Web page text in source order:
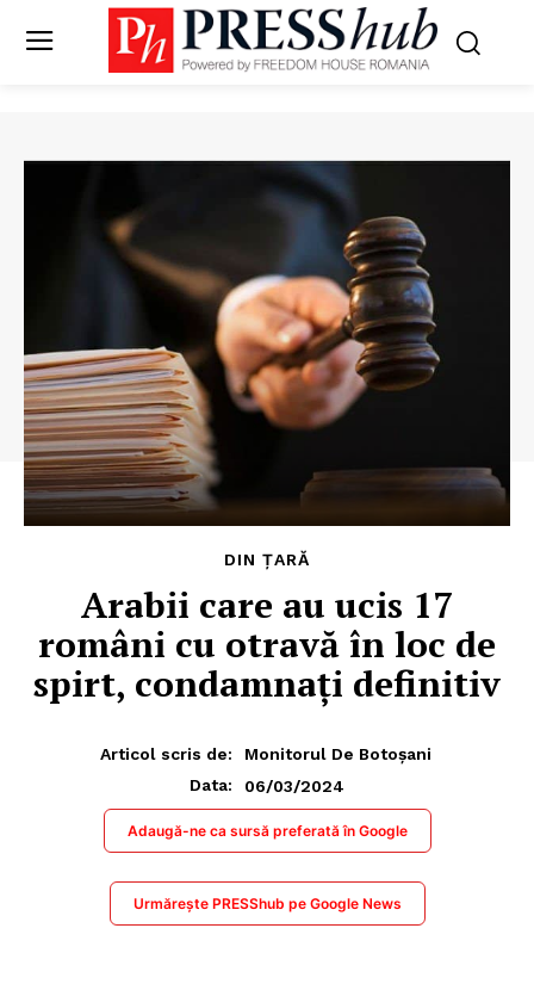
DIN ȚARĂ
Arabii care au ucis 17
români cu otravă în loc de
spirt, condamnați definitiv
Articol scris de:
Monitorul De Botoșani
Data:
06/03/2024
Adaugă-ne ca sursă preferată în Google
Urmărește PRESShub pe Google News